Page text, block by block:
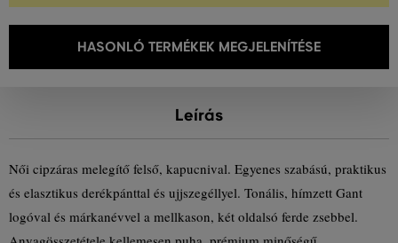
HASONLÓ TERMÉKEK MEGJELENÍTÉSE
Leírás
Női cipzáras melegítő felső, kapucnival. Egyenes szabású, praktikus
és elasztikus derékpánttal és ujjszegéllyel. Tonális, hímzett Gant
logóval és márkanévvel a mellkason, két oldalsó ferde zsebbel.